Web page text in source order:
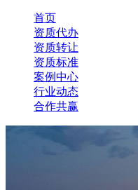
首页
资质代办
资质转让
资质标准
案例中心
行业动态
合作共赢